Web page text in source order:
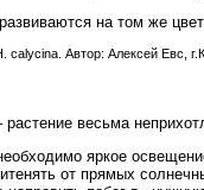
на том же
calycina. Автор: Алексей Евс,
растение весьма
яркое
от прямых